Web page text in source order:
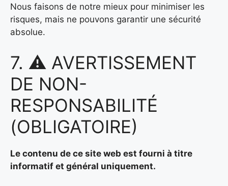
Nous faisons de notre mieux pour minimiser les
risques, mais ne pouvons garantir une sécurité
absolue.
7. ⚠️ AVERTISSEMENT
DE NON-
RESPONSABILITÉ
(OBLIGATOIRE)
Le contenu de ce site web est fourni à titre
informatif et général uniquement.